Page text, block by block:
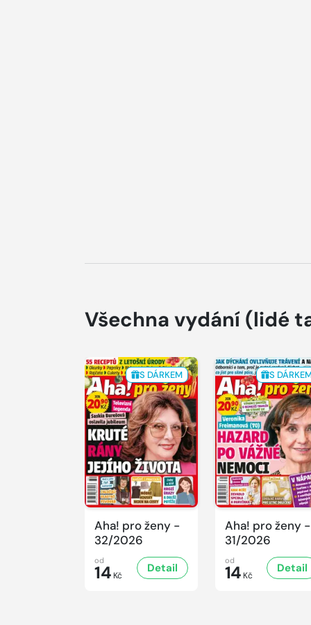
Všechna vydání (lidé
S DÁRKEM
Aha! pro ženy -
32/2026
od
14 Kč
Detail
S
Aha! pro ženy -
31/2026
od
14 Kč
Detail